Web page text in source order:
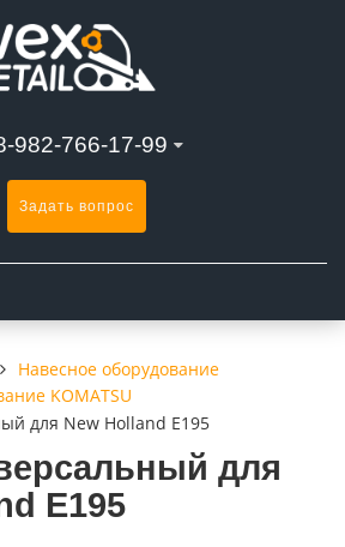
982-766-17-99
Задать вопрос
Навесное оборудование
KOMATSU
для New Holland E195
для
E195